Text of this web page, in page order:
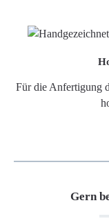
Für die Anfertigung
Gern